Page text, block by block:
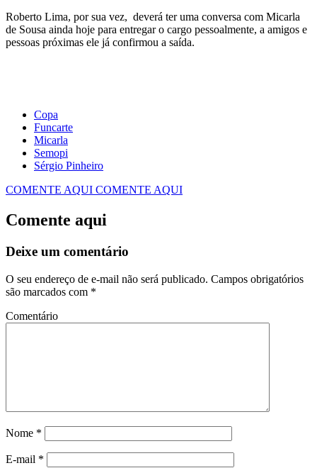
Roberto Lima, por sua vez, deverá ter uma conversa com Micarla
de Sousa ainda hoje para entregar o cargo pessoalmente, a amigos e
pessoas próximas ele já confirmou a saída.
Copa
Funcarte
Micarla
Semopi
Sérgio Pinheiro
COMENTE AQUI COMENTE AQUI
Comente aqui
Deixe um comentário
O seu endereço de e-mail não será publicado. Campos obrigatórios
são marcados com *
Comentário
Nome *
E-mail *